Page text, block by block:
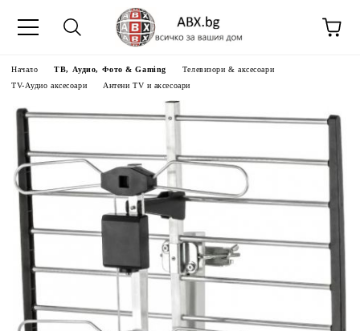
Начало ТВ, Аудио, Фото & Gaming
Телевизори & аксесоари
TV-Аудио аксесоари
Антени TV и аксесоари